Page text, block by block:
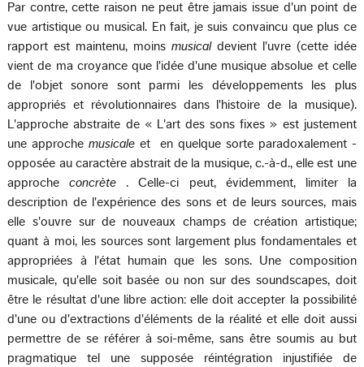
Par contre, cette raison ne peut être jamais issue d'un point de
vue artistique ou musical. En fait, je suis convaincu que plus ce
rapport est maintenu, moins musical devient l'uvre (cette idée
vient de ma croyance que l'idée d'une musique absolue et celle
de l'objet sonore sont parmi les développements les plus
appropriés et révolutionnaires dans l'histoire de la musique).
L'approche abstraite de « L'art des sons fixes » est justement
une approchemusicaleet ­ en quelque sorte paradoxalement ­
opposée au caractère abstrait de la musique, c.-à-d., elle est une
approcheconcrète. Celle-ci peut, évidemment, limiter la
description de l'expérience des sons et de leurs sources, mais
elle s'ouvre sur de nouveaux champs de création artistique;
quant à moi, les sources sont largement plus fondamentales et
appropriées à l'état humain que les sons. Une composition
musicale, qu'elle soit basée ou non sur des soundscapes, doit
être le résultat d'une libre action: elle doit accepter la possibilité
d'une ou d'extractions d'éléments de la réalité et elle doit aussi
permettre de se référer à soi-même, sans être soumis au but
pragmatique tel une supposée réintégration injustifiée de